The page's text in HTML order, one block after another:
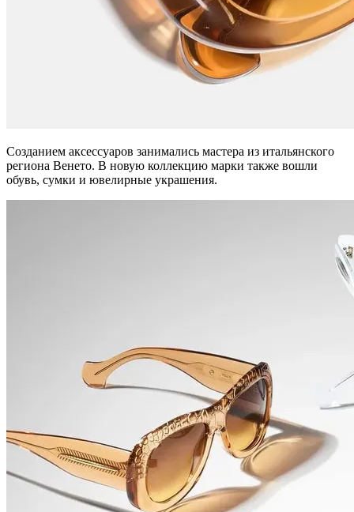
Созданием аксессуаров занимались мастера из итальянского
региона Венето. В новую коллекцию марки также вошли
обувь, сумки и ювелирные украшения.